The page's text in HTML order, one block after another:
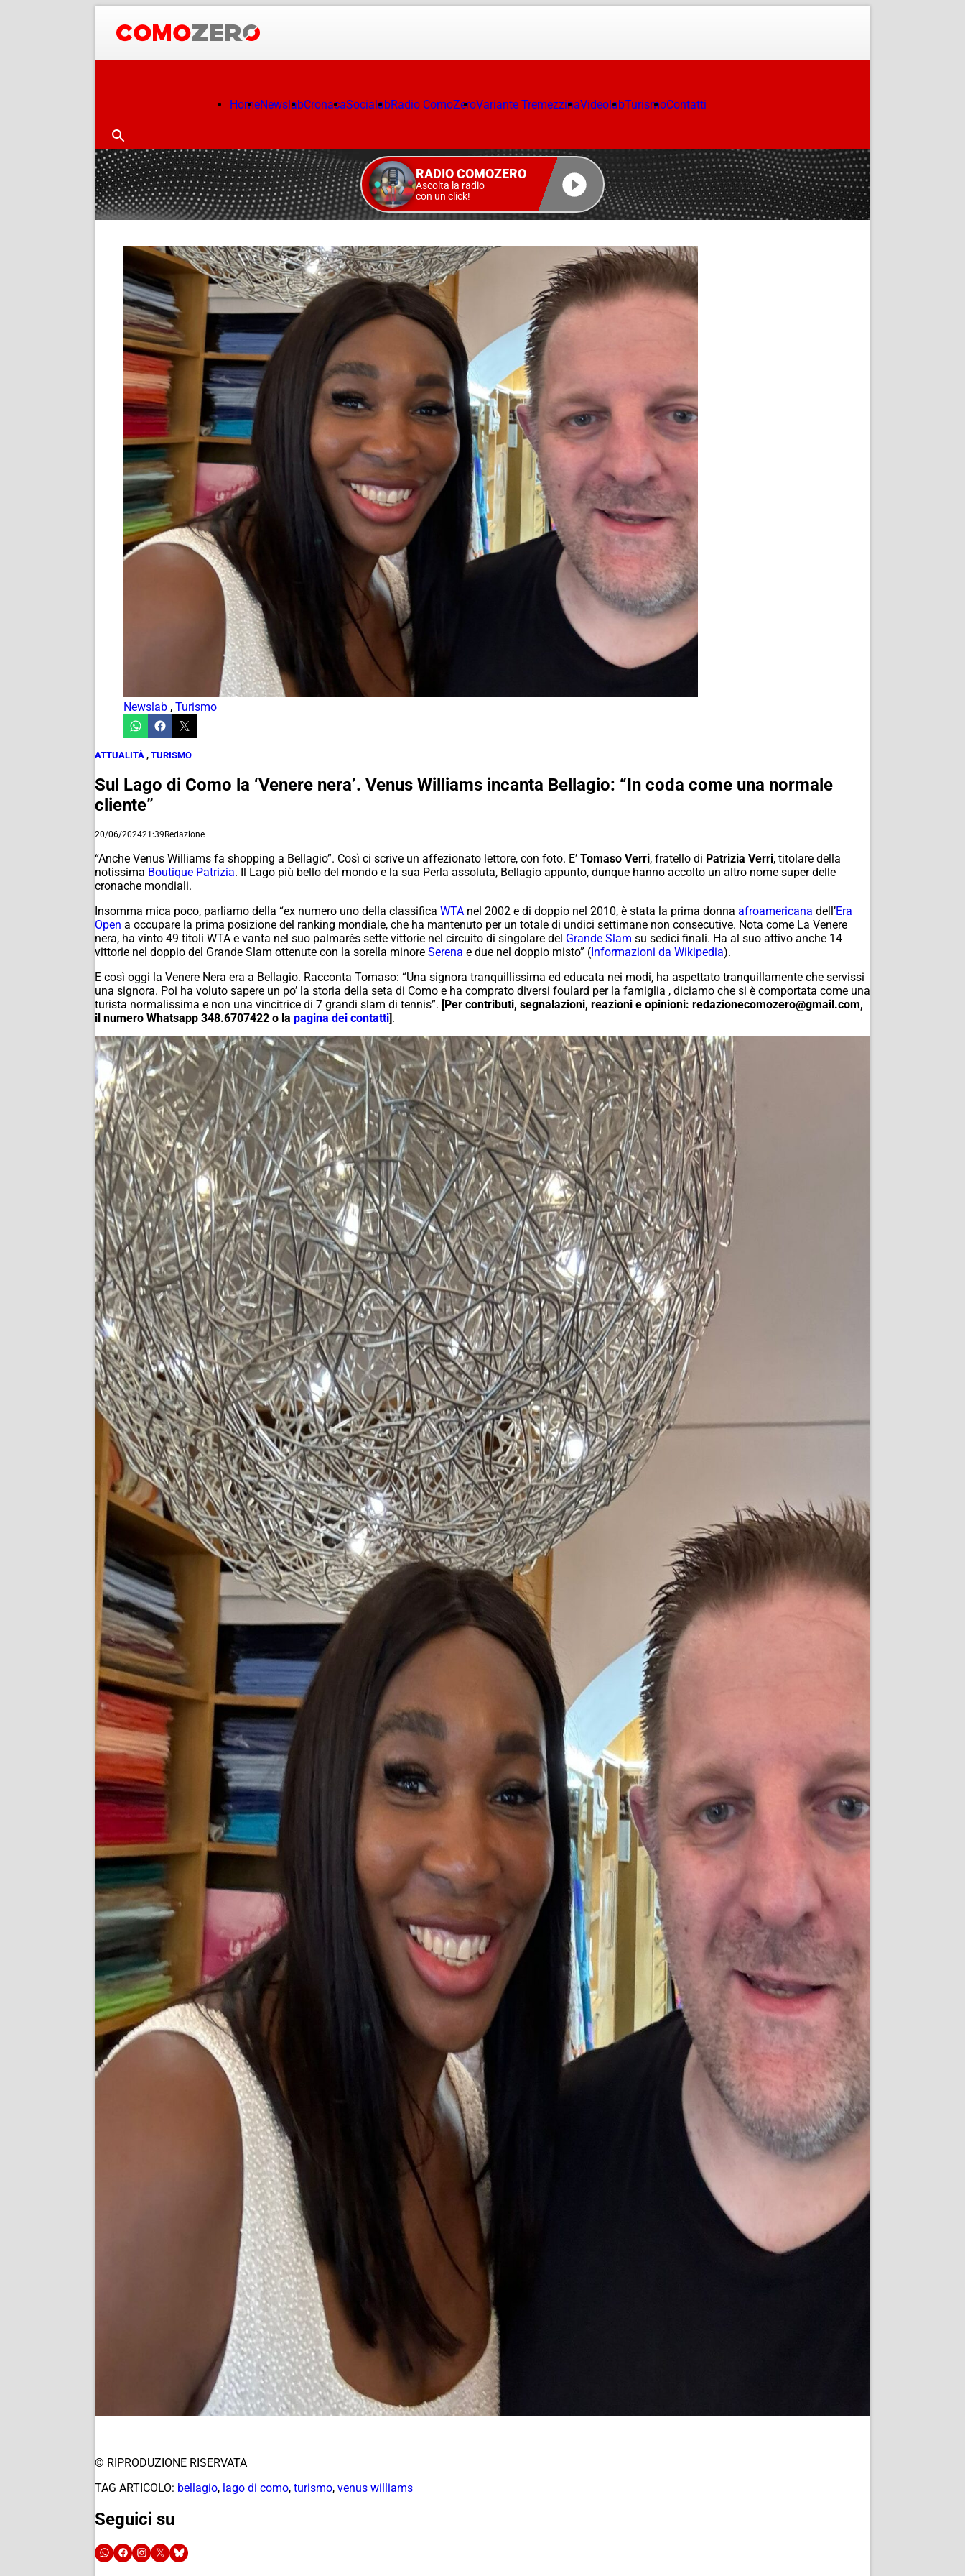
HomeNewslabCronacaSocialabRadio ComoZeroVariante TremezzinaVideolabTurismoContatti
RADIO COMOZERO
Ascolta la radio
con un click!
Newslab , Turismo
ATTUALITÀ , TURISMO
Sul Lago di Como la ‘Venere nera’. Venus Williams incanta Bellagio: “In coda come una normale
cliente”
20/06/202421:39Redazione
“Anche Venus Williams fa shopping a Bellagio”. Così ci scrive un affezionato lettore, con foto. E’ Tomaso Verri, fratello di Patrizia Verri, titolare della
notissima Boutique Patrizia. Il Lago più bello del mondo e la sua Perla assoluta, Bellagio appunto, dunque hanno accolto un altro nome super delle
cronache mondiali.
Insomma mica poco, parliamo della “ex numero uno della classifica WTA nel 2002 e di doppio nel 2010, è stata la prima donna afroamericana dell’Era
Open a occupare la prima posizione del ranking mondiale, che ha mantenuto per un totale di undici settimane non consecutive. Nota come La Venere
nera, ha vinto 49 titoli WTA e vanta nel suo palmarès sette vittorie nel circuito di singolare del Grande Slam su sedici finali. Ha al suo attivo anche 14
vittorie nel doppio del Grande Slam ottenute con la sorella minore Serena e due nel doppio misto” (Informazioni da Wikipedia).
E così oggi la Venere Nera era a Bellagio. Racconta Tomaso: “Una signora tranquillissima ed educata nei modi, ha aspettato tranquillamente che servissi
una signora. Poi ha voluto sapere un po’ la storia della seta di Como e ha comprato diversi foulard per la famiglia , diciamo che si è comportata come una
turista normalissima e non una vincitrice di 7 grandi slam di tennis”. [Per contributi, segnalazioni, reazioni e opinioni: redazionecomozero@gmail.com,
il numero Whatsapp 348.6707422 o la pagina dei contatti].
© RIPRODUZIONE RISERVATA
TAG ARTICOLO: bellagio, lago di como, turismo, venus williams
Seguici su